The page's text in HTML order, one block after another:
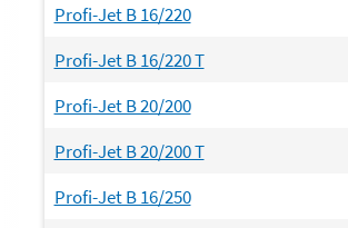
Profi-Jet B 16/220
Profi-Jet B 16/220 T
Profi-Jet B 20/200
Profi-Jet B 20/200 T
Profi-Jet B 16/250